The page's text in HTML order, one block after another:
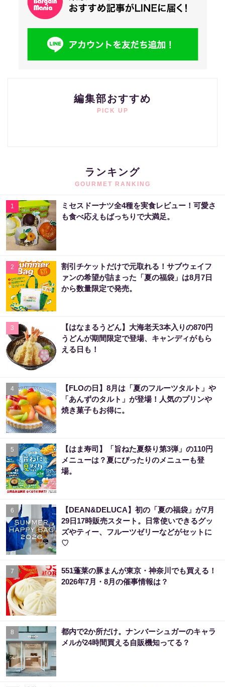
編集部おすすめ
PICK UP
ランキング
GOURMET RANKING
1
ミセスドーナツ全4種を実食レビュー！可愛さ
も食べ応えもばっちりで大満足。
2
割引チケットだけで元取れる！サブウェイフ
ァンの希望が詰まった「夏の福袋」は8月7日
から数量限定で発売。
3
【はなまるうどん】大海老天3本入りの870円
うどんが期間限定で登場、キャンディがもら
える日も！
4
【FLOの日】8月は「夏のフルーツタルト」や
「あんずのタルト」が登場！人気のプリンや
焼き菓子もお得に。
5
【はま寿司】「旨ねた夏祭り第3弾」の110円
メニューは？夏にぴったりのメニューも登
場。
6
【DEAN&DELUCA】初の「夏の福袋」が7月
29日17時販売スタート。日常使いできるグッ
ズやティー、フルーツゼリーなどがセットに
♡
7
551蓬莱の豚まんが東京・神奈川でも買える！
2026年7月・8月の催事情報は？
8
都内で2か所だけ。ナンバーシュガーのキャラ
メルが24時間買える自販機知ってる？